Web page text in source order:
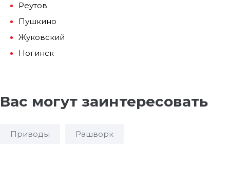
Реутов
Пушкино
Жуковский
Ногинск
Вас могут заинтересовать
Приводы Рашворк